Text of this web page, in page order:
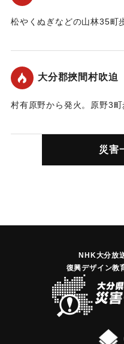
松やくぬぎなどの山林35町
｜固有コード:
大分郡挾間村吹迫
村有原野から発火。原野3
災害
NHK大分放
復興デザイン教